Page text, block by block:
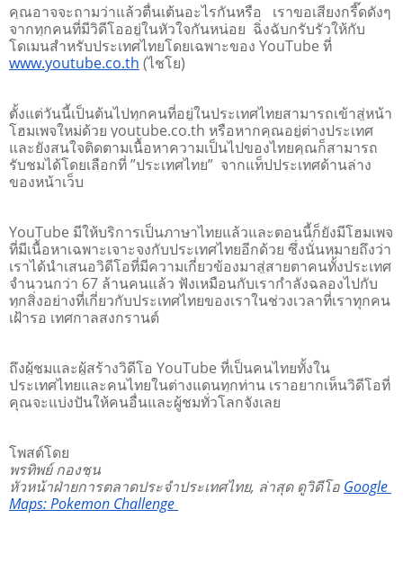
คุณอาจจะถามว่าแล้วตื่นเต้นอะไรกันหรือ   เราขอเสียงกรี๊ดดังๆ
จากทุกคนที่มีวิดีโออยู่ในหัวใจกันหน่อย  ฉิ่งฉับกรับรัวให้กับ
www.youtube.co.th (ไชโย)
ตั้งแต่วันนี้เป็นต้นไปทุกคนที่อยู่ในประเทศไทยสามารถเข้าสู่หน้า
โฮมเพจใหม่ด้วย youtube.co.th หรือหากคุณอยู่ต่างประเทศ
และยังสนใจติดตามเนื้อหาความเป็นไปของไทยคุณก็สามารถ
รับชมได้โดยเลือกที่ ”ประเทศไทย”  จากแท็ปประเทศด้านล่าง
ของหน้าเว็บ
YouTube มีให้บริการเป็นภาษาไทยแล้วและตอนนี้ก็ยังมีโฮมเพจ
ที่มีเนื้อหาเฉพาะเจาะจงกับประเทศไทยอีกด้วย ซึ่งนั่นหมายถึงว่า
เราได้นำเสนอวิดีโอที่มีความเกี่ยวข้องมาสู่สายตาคนทั้งประเทศ
จำนวนกว่า 67 ล้านคนแล้ว ฟังเหมือนกับเรากำลังฉลองไปกับ
ทุกสิ่งอย่างที่เกี่ยวกับประเทศไทยของเราในช่วงเวลาที่เราทุกคน
เฝ้ารอ เทศกาลสงกรานต์
ถึงผู้ชมและผู้สร้างวิดีโอ YouTube ที่เป็นคนไทยทั้งใน
ประเทศไทยและคนไทยในต่างแดนทุกท่าน เราอยากเห็นวิดีโอที่
คุณจะแบ่งปันให้คนอื่นและผู้ชมทั่วโลกจังเลย
โพสต์โดย
พรทิพย์ กองชุน
หัวหน้าฝ่ายการตลาดประจำประเทศไทย, ล่าสุด ดูวิดีโอ Google
Maps: Pokemon Challenge